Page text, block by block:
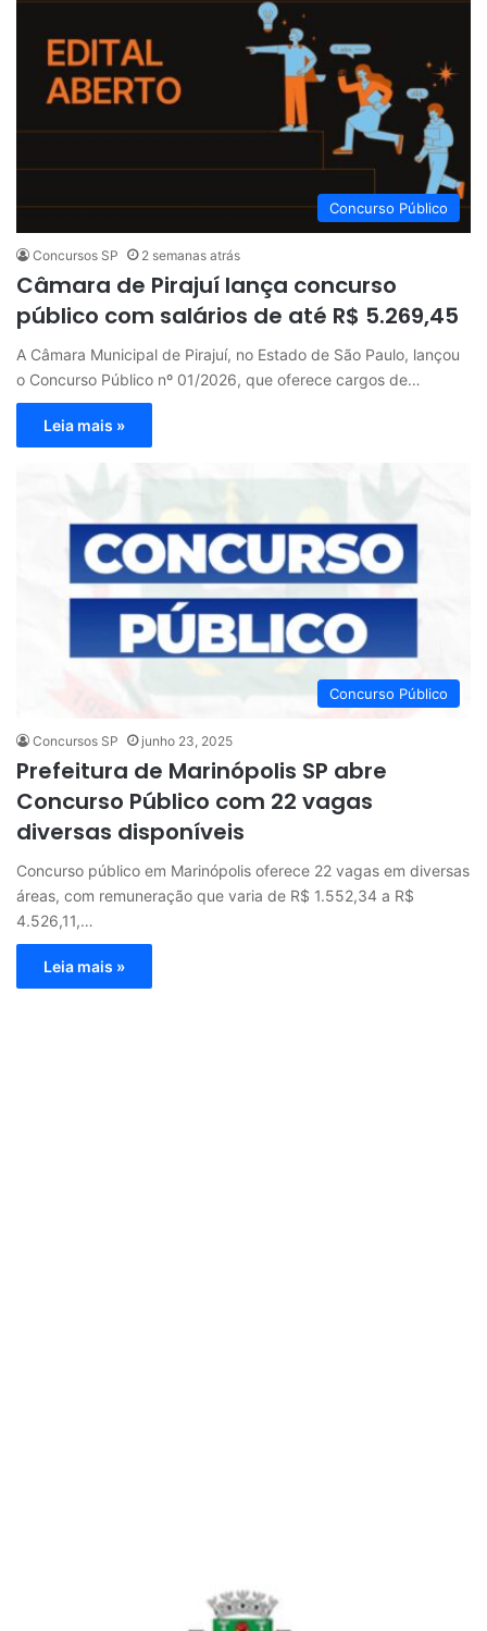
Concurso Público
Concursos SP 2 semanas atrás
Câmara de Pirajuí lança concurso
público com salários de até R$ 5.269,45
A Câmara Municipal de Pirajuí, no Estado de São Paulo, lançou
o Concurso Público nº 01/2026, que oferece cargos de…
Leia mais »
Concurso Público
Concursos SP junho 23, 2025
Prefeitura de Marinópolis SP abre
Concurso Público com 22 vagas
diversas disponíveis
Concurso público em Marinópolis oferece 22 vagas em diversas
áreas, com remuneração que varia de R$ 1.552,34 a R$
4.526,11,…
Leia mais »